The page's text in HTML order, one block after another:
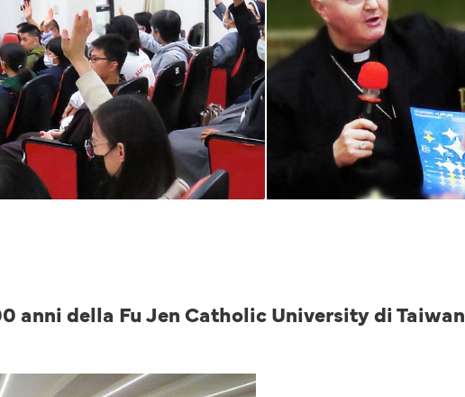
anni della Fu Jen Catholic University di Taiwan